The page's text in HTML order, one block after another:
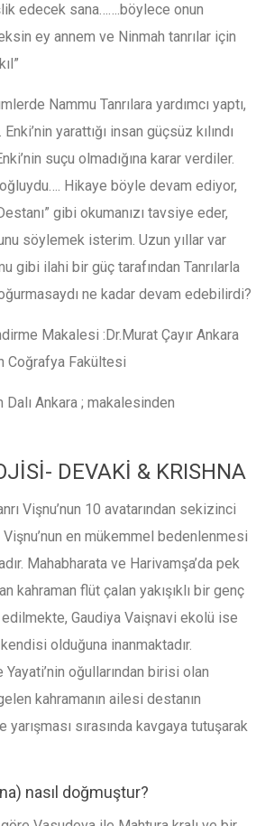
edecek sana…….böylece onun
ey annem ve Ninmah tanrılar için
Nammu Tanrılara yardımcı yaptı,
yarattığı insan güçsüz kılındı
suçu olmadığına karar verdiler.
oğluydu…. Hikaye böyle devam ediyor,
gibi okumanızı tavsiye eder,
söylemek isterim. Uzun yıllar var
gibi ilahi bir güç tarafından Tanrılarla
ne kadar devam edebilirdi?
Makalesi :Dr.Murat Çayır Ankara
Coğrafya Fakültesi
Ankara ; makalesinden
DEVAKİ & KRISHNA
Vişnu’nun 10 avatarından sekizinci
en mükemmel bedenlenmesi
Mahabharata ve Harivamşa’da pek
kahraman flüt çalan yakışıklı bir genç
Gaudiya Vaişnavi ekolü ise
kendisi olduğuna inanmaktadır.
Yayati’nin oğullarından birisi olan
kahramanın ailesi destanın
sırasında kavgaya tutuşarak
nasıl doğmuştur?